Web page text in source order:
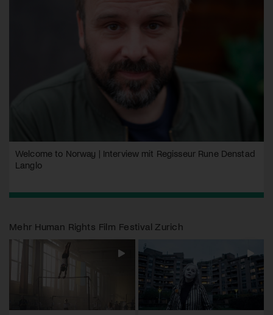
Welcome to Norway | Interview mit Regisseur Rune Denstad
Langlo
Mehr Human Rights Film Festival Zurich